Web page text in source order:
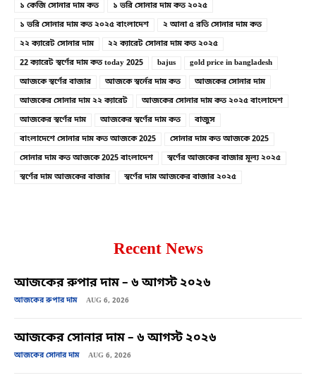
১ কেজি সোনার দাম কত
১ ভরি সোনার দাম কত ২০২৫
১ ভরি সোনার দাম কত ২০২৫ বাংলাদেশ
২ আনা ৫ রতি সোনার দাম কত
২২ ক্যারেট সোনার দাম
২২ ক্যারেট সোনার দাম কত ২০২৫
22 ক্যারেট স্বর্ণের দাম কত today 2025
bajus
gold price in bangladesh
আজকে স্বর্ণের বাজার
আজকে স্বর্নের দাম কত
আজকের সোনার দাম
আজকের সোনার দাম ২২ ক্যারেট
আজকের সোনার দাম কত ২০২৫ বাংলাদেশ
আজকের স্বর্ণের দাম
আজকের স্বর্ণের দাম কত
বাজুস
বাংলাদেশে সোনার দাম কত আজকে 2025
সোনার দাম কত আজকে 2025
সোনার দাম কত আজকে 2025 বাংলাদেশ
স্বর্ণের আজকের বাজার মূল্য ২০২৫
স্বর্ণের দাম আজকের বাজার
স্বর্ণের দাম আজকের বাজার ২০২৫
Recent News
আজকের রুপার দাম – ৬ আগস্ট ২০২৬
আজকের রুপার দাম AUG 6, 2026
আজকের সোনার দাম – ৬ আগস্ট ২০২৬
আজকের সোনার দাম AUG 6, 2026